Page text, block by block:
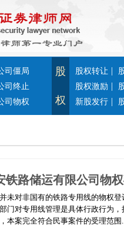
司僵局
司终止
司物权
股
权
股权转让 |
股权激励 |
新股发行 |
铁路储运有限公司物
未对非国有的铁路专用线的物权
门对专用线管理是具体行政行为
本案完全符合民事案件的受理范围